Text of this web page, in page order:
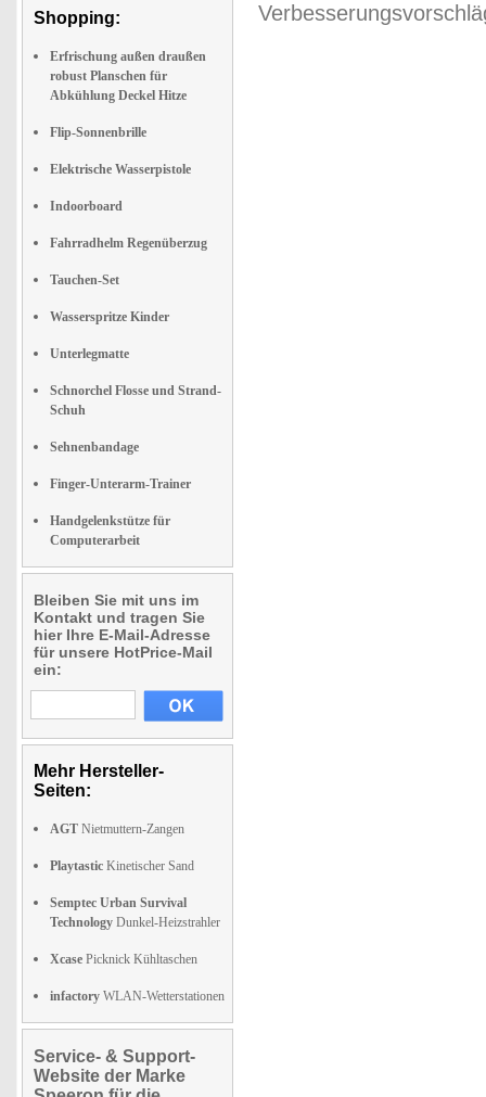
Shopping:
Erfrischung außen draußen
robust Planschen für
Abkühlung Deckel Hitze
Flip-Sonnenbrille
Elektrische Wasserpistole
Indoorboard
Fahrradhelm Regenüberzug
Tauchen-Set
Wasserspritze Kinder
Unterlegmatte
Schnorchel Flosse und Strand-
Schuh
Sehnenbandage
Finger-Unterarm-Trainer
Handgelenkstütze für
Computerarbeit
Bleiben Sie mit uns im
Kontakt und tragen Sie
hier Ihre E-Mail-Adresse
für unsere HotPrice-Mail
ein:
Mehr Hersteller-
Seiten:
AGT Nietmuttern-Zangen
Playtastic Kinetischer Sand
Semptec Urban Survival
Technology Dunkel-Heizstrahler
Xcase Picknick Kühltaschen
infactory WLAN-Wetterstationen
Service- & Support-
Website der Marke